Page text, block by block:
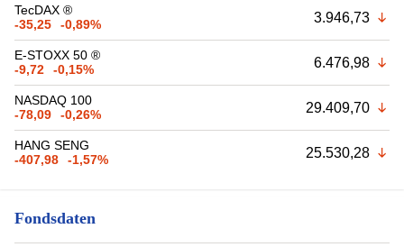
TecDAX ®
-35,25
-0,89% 3.946,73
E-STOXX 50 ®
-9,72
-0,15% 6.476,98
NASDAQ 100
-78,09
-0,26% 29.409,70
HANG SENG
-407,98
-1,57% 25.530,28
Fondsdaten